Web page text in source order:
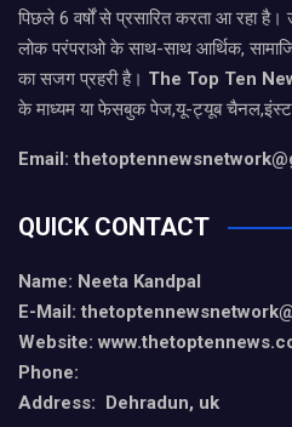
पिछले 6 वर्षों से प्रसारित करता आ रहा है।
लोक परंपराओ के साथ-साथ आर्थिक,
का सजग प्रहरी है। The Top Ten
के माध्यम या फेसबुक पेज,यू-ट्यूब
Email:
QUICK CONTACT
Name: Neeta Kandpal
E-Mail:
Website:
Phone:
Address: Dehradun, uk